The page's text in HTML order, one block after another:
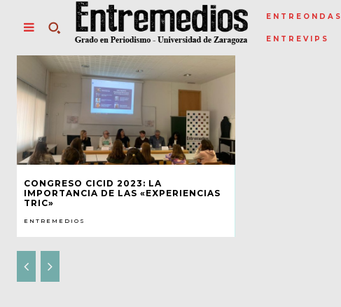
ENTREONDAS
ENTREVIPS
CONGRESO CICID 2023: LA
IMPORTANCIA DE LAS «EXPERIENCIAS
TRIC»
ENTREMEDIOS